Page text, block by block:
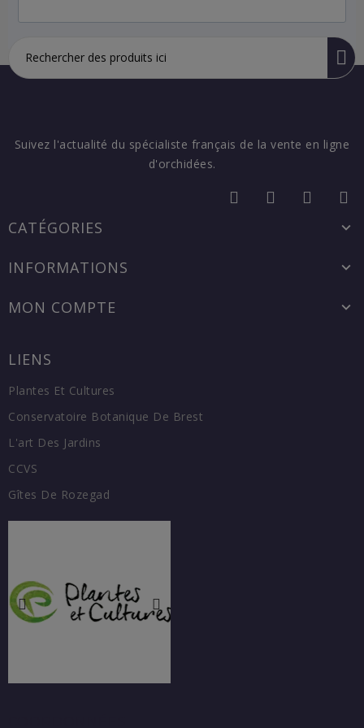
Suivez l'actualité du spécialiste français de la vente en ligne
d'orchidées.
CATÉGORIES
INFORMATIONS
MON COMPTE
LIENS
Plantes Et Cultures
Conservatoire Botanique De Brest
L'art Des Jardins
CCVS
Gîtes De Rozegad